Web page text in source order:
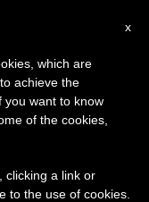
che fai,
x
which are
achieve the
you want to know
of the cookies,
clicking a link or
to the use of cookies.